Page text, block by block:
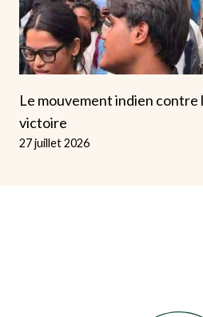
Le mouvement indien contre
victoire
27 juillet 2026